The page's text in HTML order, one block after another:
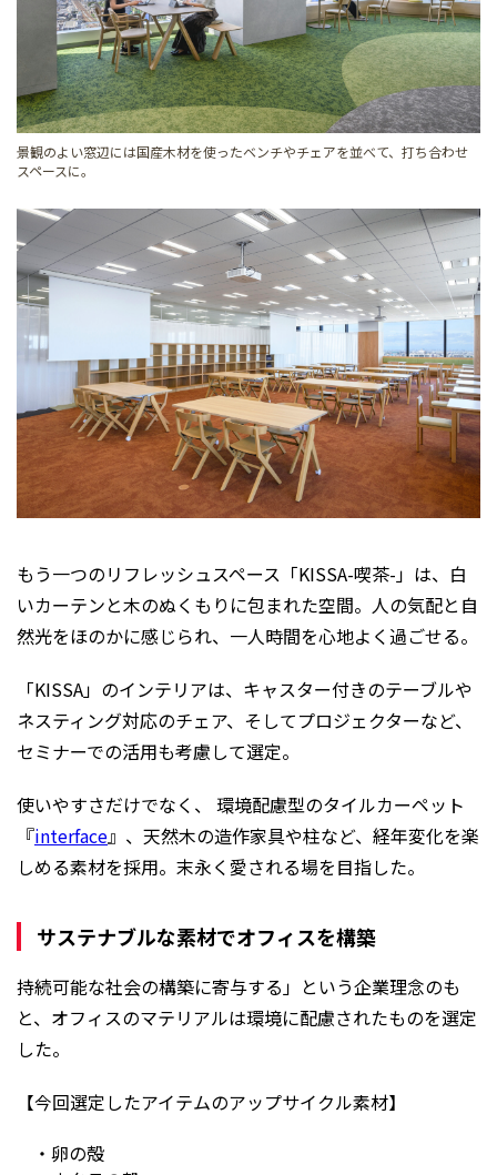
景観のよい窓辺には国産木材を使ったベンチやチェアを並べて、打ち合わせ
スペースに。
もう一つのリフレッシュスペース「KISSA-喫茶-」は、白
いカーテンと木のぬくもりに包まれた空間。人の気配と自
然光をほのかに感じられ、一人時間を心地よく過ごせる。
「KISSA」のインテリアは、キャスター付きのテーブルや
ネスティング対応のチェア、そしてプロジェクターなど、
セミナーでの活用も考慮して選定。
使いやすさだけでなく、 環境配慮型のタイルカーペット
『interface』、天然木の造作家具や柱など、経年変化を楽
しめる素材を採用。末永く愛される場を目指した。
サステナブルな素材でオフィスを構築
持続可能な社会の構築に寄与する」という企業理念のも
と、オフィスのマテリアルは環境に配慮されたものを選定
した。
【今回選定したアイテムのアップサイクル素材】
・卵の殻